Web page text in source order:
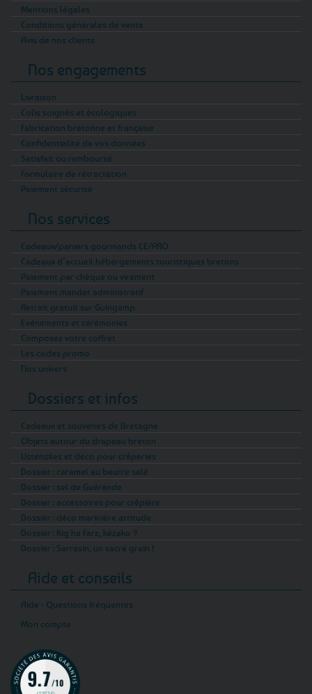
Mentions légales
Conditions générales de vente
Avis de nos clients
Nos engagements
Livraison
Colis soignés et écologiques
Fabrication bretonne et française
Confidentialité de vos données
Satisfait ou remboursé
Formulaire de rétractation
Paiement sécurisé
Nos services
Cadeaux/paniers gourmands CE/PRO
Cadeaux d’accueil hébergements touristiques bretons
Paiement par chèque ou virement
Paiement mandat administratif
Retrait gratuit sur Guingamp
Evénements et cérémonies
Composez votre coffret
Les codes promo
Nos univers
Dossiers et infos
Cadeaux et souvenirs de Bretagne
Objets autour du drapeau breton
Ustensiles et déco pour crêperies
Dossier : caramel au beurre salé
Dossier : sel de Guérande
Dossier : accessoires pour crêpière
Dossier : déco marinière attitude
Dossier : Kig ha Farz, kézako ?
Dossier : Sarrasin, un sacré grain !
Aide et conseils
Aide - Questions fréquentes
Mon compte